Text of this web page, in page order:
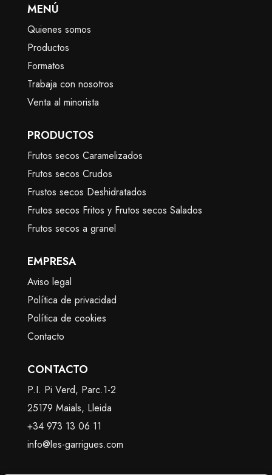
MENÚ
Quienes somos
Productos
Formatos
Trabaja con nosotros
Venta al minorista
PRODUCTOS
Frutos secos Caramelizados
Frutos secos Crudos
Frustos secos Deshidratados
Frutos secos Fritos y Frutos secos Salados
Frutos secos a granel
EMPRESA
Aviso legal
Política de privacidad
Política de cookies
Contacto
CONTACTO
P.I. Pi Verd, Parc.1-2
25179 Maials, Lleida
+34 973 13 06 11
info@les-garrigues.com